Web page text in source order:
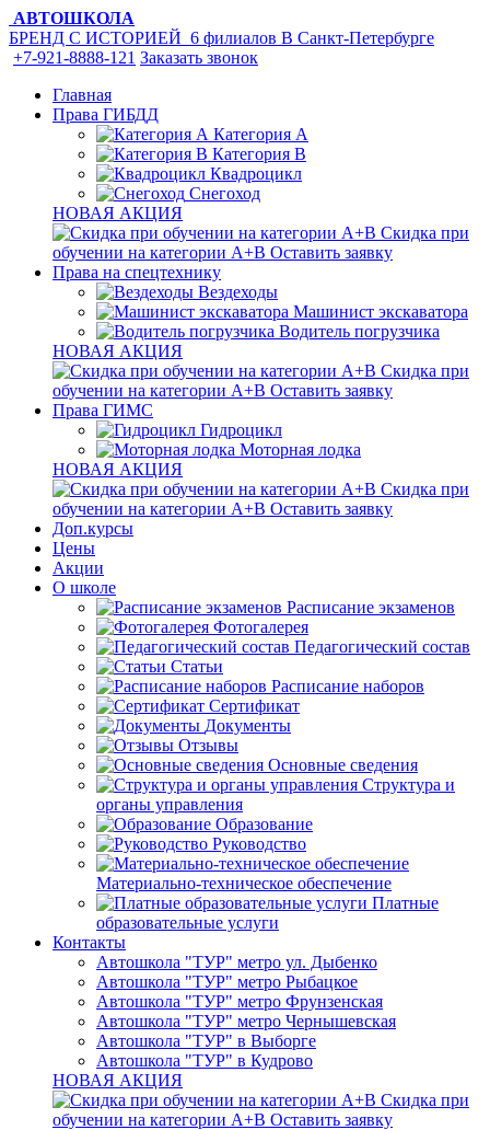
АВТОШКОЛА
БРЕНД С ИСТОРИЕЙ 6 филиалов В Санкт-Петербурге
+7-921-8888-121 Заказать звонок
Главная
Права ГИБДД
Категория A
Категория B
Квадроцикл
Снегоход
НОВАЯ АКЦИЯ
Скидка при
обучении на категории А+В Оставить заявку
Права на спецтехнику
Вездеходы
Машинист экскаватора
Водитель погрузчика
НОВАЯ АКЦИЯ
Скидка при
обучении на категории А+В Оставить заявку
Права ГИМС
Гидроцикл
Моторная лодка
НОВАЯ АКЦИЯ
Скидка при
обучении на категории А+В Оставить заявку
Доп.курсы
Цены
Акции
О школе
Расписание экзаменов
Фотогалерея
Педагогический состав
Статьи
Расписание наборов
Сертификат
Документы
Отзывы
Основные сведения
Структура и
органы управления
Образование
Руководство
Материально-техническое обеспечение
Платные
образовательные услуги
Контакты
Автошкола "ТУР" метро ул. Дыбенко
Автошкола "ТУР" метро Рыбацкое
Автошкола "ТУР" метро Фрунзенская
Автошкола "ТУР" метро Чернышевская
Автошкола "ТУР" в Выборге
Автошкола "ТУР" в Кудрово
НОВАЯ АКЦИЯ
Скидка при
обучении на категории А+В Оставить заявку